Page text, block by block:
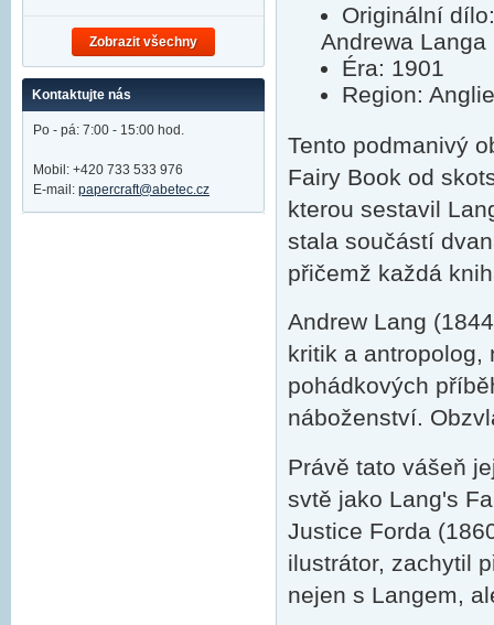
Originální
Andrewa Langa
Éra: 1901
Region: Anglie
Tento podmanivý
Fairy Book od
kterou sestavil
stala součástí
přičemž každá
Andrew Lang
kritik a antropolog,
pohádkových
náboženství.
Právě tato vášeň
svtě jako Lang's
Justice Forda
ilustrátor, zachytil
nejen s Langem,
Zobrazit všechny
Kontaktujte nás
Po - pá: 7:00 - 15:00 hod.
Mobil: +420 733 533 976
E-mail: papercraft@abetec.cz